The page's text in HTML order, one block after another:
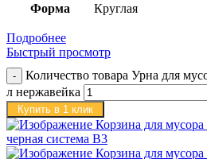
Форма Круглая
Подробнее
Быстрый просмотр
Количество товара Урна для
л нержавейка
Купить в 1 клик